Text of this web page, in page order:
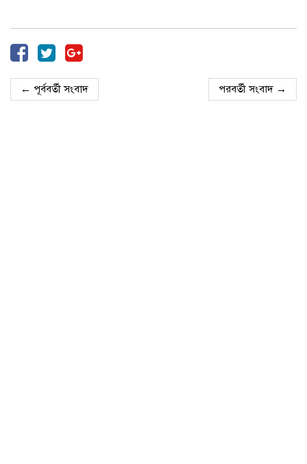
← পূর্ববর্তী সংবাদ পরবর্তী সংবাদ →